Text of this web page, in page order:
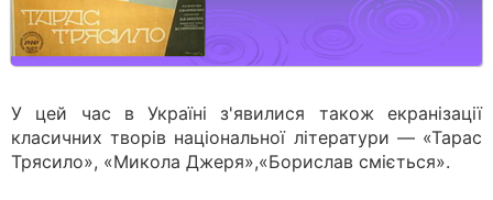
У цей час в Україні з'явилися також екранізації
класичних творів національної літератури — «Тарас
Трясило», «Микола Джеря»,«Борислав сміється».